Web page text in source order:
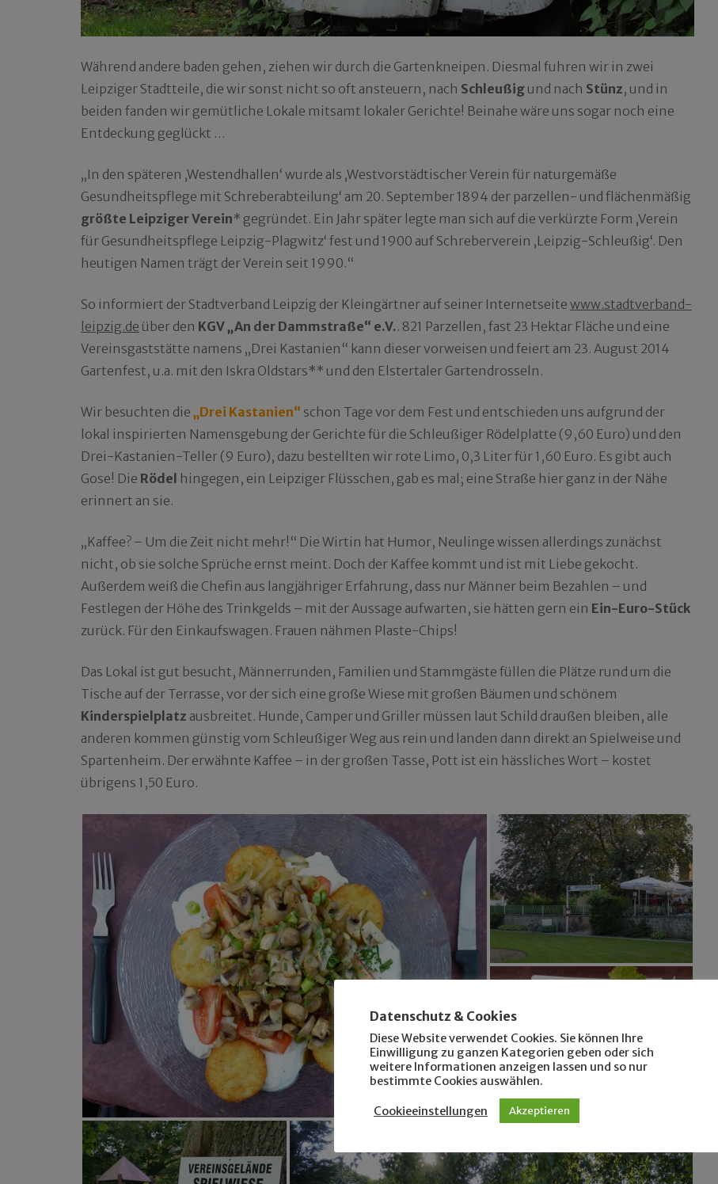
Während andere baden gehen, ziehen wir durch die Gartenkneipen. Diesmal fuhren wir in zwei
Leipziger Stadtteile, die wir sonst nicht so oft ansteuern, nach Schleußig und nach Stünz, und in
beiden fanden wir gemütliche Lokale mitsamt lokaler Gerichte! Beinahe wäre uns sogar noch eine
Entdeckung geglückt …
„In den späteren ‚Westendhallen‘ wurde als ‚Westvorstädtischer Verein für naturgemäße
Gesundheitspflege mit Schreberabteilung‘ am 20. September 1894 der parzellen- und flächenmäßig
größte Leipziger Verein* gegründet. Ein Jahr später legte man sich auf die verkürzte Form ‚Verein
für Gesundheitspflege Leipzig-Plagwitz‘ fest und 1900 auf Schreberverein ‚Leipzig-Schleußig‘. Den
heutigen Namen trägt der Verein seit 1990.“
So informiert der Stadtverband Leipzig der Kleingärtner auf seiner Internetseite www.stadtverband-
leipzig.de über den KGV „An der Dammstraße“ e.V.. 821 Parzellen, fast 23 Hektar Fläche und eine
Vereinsgaststätte namens „Drei Kastanien“ kann dieser vorweisen und feiert am 23. August 2014
Gartenfest, u.a. mit den Iskra Oldstars** und den Elstertaler Gartendrosseln.
Wir besuchten die „Drei Kastanien“ schon Tage vor dem Fest und entschieden uns aufgrund der
lokal inspirierten Namensgebung der Gerichte für die Schleußiger Rödelplatte (9,60 Euro) und den
Drei-Kastanien-Teller (9 Euro), dazu bestellten wir rote Limo, 0,3 Liter für 1,60 Euro. Es gibt auch
Gose! Die Rödel hingegen, ein Leipziger Flüsschen, gab es mal; eine Straße hier ganz in der Nähe
erinnert an sie.
„Kaffee? – Um die Zeit nicht mehr!“ Die Wirtin hat Humor, Neulinge wissen allerdings zunächst
nicht, ob sie solche Sprüche ernst meint. Doch der Kaffee kommt und ist mit Liebe gekocht.
Außerdem weiß die Chefin aus langjähriger Erfahrung, dass nur Männer beim Bezahlen – und
Festlegen der Höhe des Trinkgelds – mit der Aussage aufwarten, sie hätten gern ein Ein-Euro-Stück
zurück. Für den Einkaufswagen. Frauen nähmen Plaste-Chips!
Das Lokal ist gut besucht, Männerrunden, Familien und Stammgäste füllen die Plätze rund um die
Tische auf der Terrasse, vor der sich eine große Wiese mit großen Bäumen und schönem
Kinderspielplatz ausbreitet. Hunde, Camper und Griller müssen laut Schild draußen bleiben, alle
anderen kommen günstig vom Schleußiger Weg aus rein und landen dann direkt an Spielweise und
Spartenheim. Der erwähnte Kaffee – in der großen Tasse, Pott ist ein hässliches Wort – kostet
übrigens 1,50 Euro.
Datenschutz & Cookies
Diese Website verwendet Cookies. Sie können Ihre
Einwilligung zu ganzen Kategorien geben oder sich
weitere Informationen anzeigen lassen und so nur
bestimmte Cookies auswählen.
Cookieeinstellungen Akzeptieren